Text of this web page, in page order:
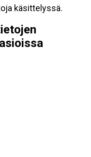
käsittelyssä.